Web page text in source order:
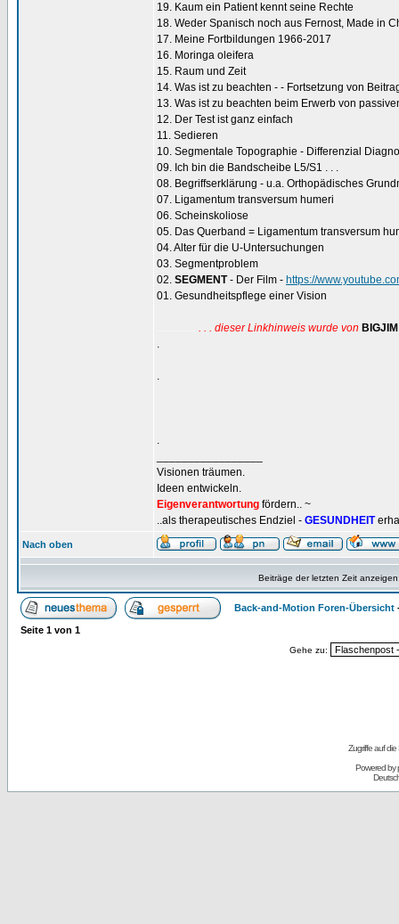
19. Kaum ein Patient kennt seine Rechte
18. Weder Spanisch noch aus Fernost, Made in
17. Meine Fortbildungen 1966-2017
16. Moringa oleifera
15. Raum und Zeit
14. Was ist zu beachten - - Fortsetzung von
13. Was ist zu beachten beim Erwerb von
12. Der Test ist ganz einfach
11. Sedieren
10. Segmentale Topographie - Differenzial
09. Ich bin die Bandscheibe L5/S1 . . .
08. Begriffserklärung - u.a. Orthopädisches
07. Ligamentum transversum humeri
06. Scheinskoliose
05. Das Querband = Ligamentum transversum
04. Alter für die U-Untersuchungen
03. Segmentproblem
02. SEGMENT- Der Film - https://
01. Gesundheitspflege einer Vision
. . . dieser Linkhinweis wurde von BIGJIM
.
.
.
Visionen träumen.
Ideen entwickeln.
Eigenverantwortung fördern.. ~
..als therapeutisches Endziel - GESUNDHEIT
Nach oben
Beiträge der letzten Zeit
Back-and-Motion Foren-Übersicht
Seite 1 von 1
Gehe zu:
Zugriffe auf
Powered by